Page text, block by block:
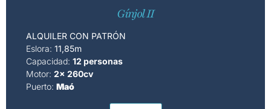
Gínjol II
ALQUILER CON PATRÓN
Eslora: 11,85m
Capacidad: 12 personas
Motor: 2x 260cv
Puerto: Maó